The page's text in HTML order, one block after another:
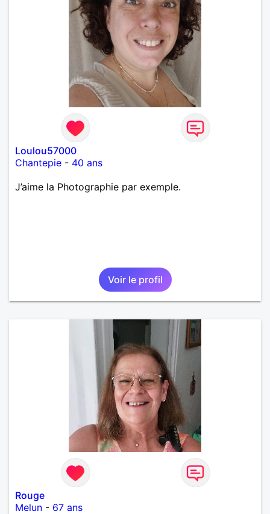
Loulou57000
Chantepie - 40 ans
J’aime la Photographie par exemple.
Voir le profil
Rouge
Melun - 67 ans